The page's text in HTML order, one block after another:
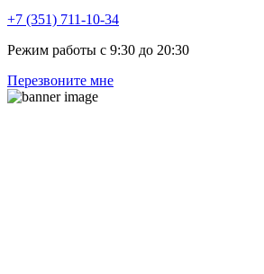
+7 (351) 711-10-34
Режим работы с 9:30 до 20:30
Перезвоните мне